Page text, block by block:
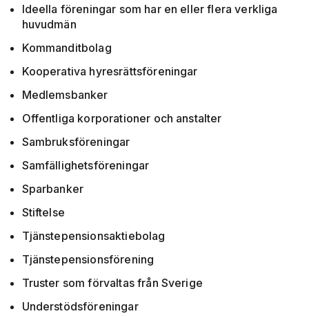
Ideella föreningar som har en eller flera verkliga
huvudmän
Kommanditbolag
Kooperativa hyresrättsföreningar
Medlemsbanker
Offentliga korporationer och anstalter
Sambruksföreningar
Samfällighetsföreningar
Sparbanker
Stiftelse
Tjänstepensionsaktiebolag
Tjänstepensionsförening
Truster som förvaltas från Sverige
Understödsföreningar